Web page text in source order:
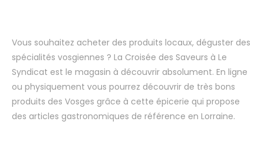
Vous souhaitez acheter des produits locaux, déguster des
spécialités vosgiennes ? La Croisée des Saveurs à Le
Syndicat est le magasin à découvrir absolument. En ligne
ou physiquement vous pourrez découvrir de très bons
produits des Vosges grâce à cette épicerie qui propose
des articles gastronomiques de référence en Lorraine.